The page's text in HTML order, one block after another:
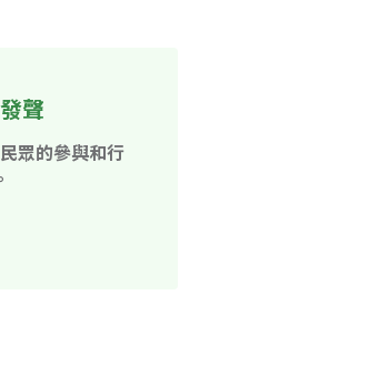
聲
眾的參與和行